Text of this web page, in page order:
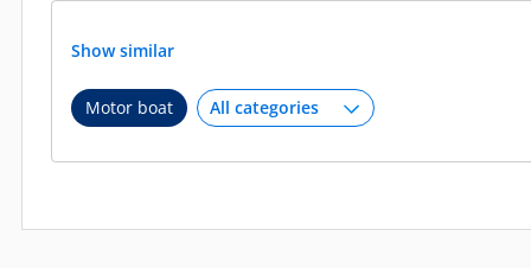
Show similar
Motor boat